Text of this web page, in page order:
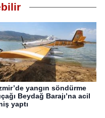
yangın söndürme
Beydağ Barajı’na acil
yaptı